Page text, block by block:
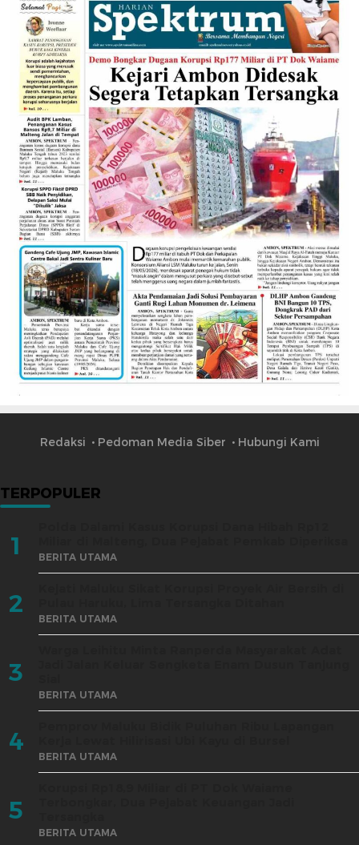
Redaksi Pedoman Media Siber Hubungi Kami
TERPOPULER
1 BERITA UTAMA
2 BERITA UTAMA
3
BERITA UTAMA
4 BERITA UTAMA
5
BERITA UTAMA